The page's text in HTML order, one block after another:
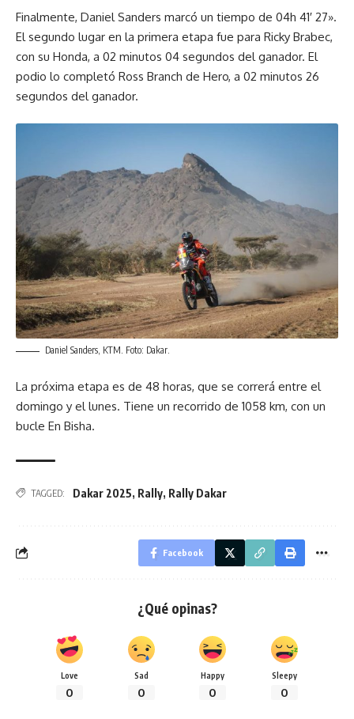
Finalmente, Daniel Sanders marcó un tiempo de 04h 41′ 27».
El segundo lugar en la primera etapa fue para Ricky Brabec,
con su Honda, a 02 minutos 04 segundos del ganador. El
podio lo completó Ross Branch de Hero, a 02 minutos 26
segundos del ganador.
Daniel Sanders, KTM. Foto: Dakar.
La próxima etapa es de 48 horas, que se correrá entre el
domingo y el lunes. Tiene un recorrido de 1058 km, con un
bucle En Bisha.
TAGGED: Dakar 2025, Rally, Rally Dakar
Facebook
¿Qué opinas?
Love
0
Sad
0
Happy
0
Sleepy
0